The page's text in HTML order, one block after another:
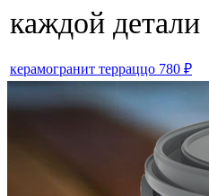
каждой
керамогранит терраццо 780 ₽